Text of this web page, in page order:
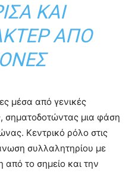
ΚΑΙ
ΑΠΌ
μέσα από γενικές
σηματοδοτώντας μια φάση
Κεντρικό ρόλο στις
συλλαλητηρίου με
το σημείο και την